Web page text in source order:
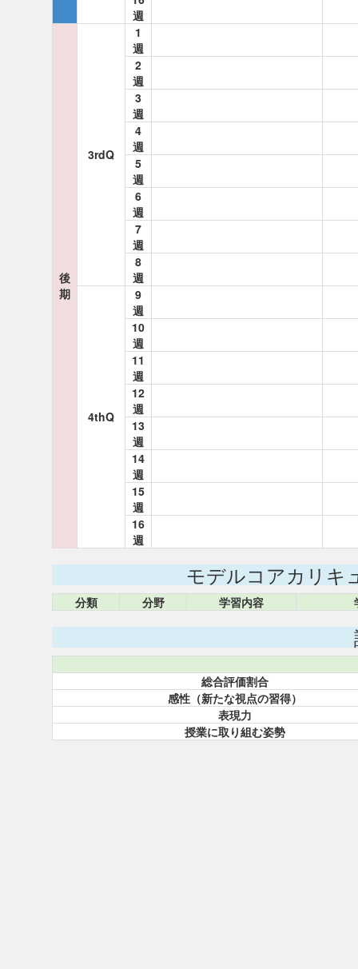
週
後
期
3rdQ
1
週
2
週
3
週
4
週
5
週
6
週
7
週
8
週
4thQ
9
週
10
週
11
週
12
週
13
週
14
週
15
週
16
週
モデルコアカリキ
分類 分野 学習内容
総合評価割合
感性（新たな視点の習得）
表現力
授業に取り組む姿勢